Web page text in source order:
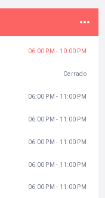
06:00 PM - 10:00 PM
Cerrado
06:00 PM - 11:00 PM
06:00 PM - 11:00 PM
06:00 PM - 11:00 PM
06:00 PM - 11:00 PM
06:00 PM - 11:00 PM